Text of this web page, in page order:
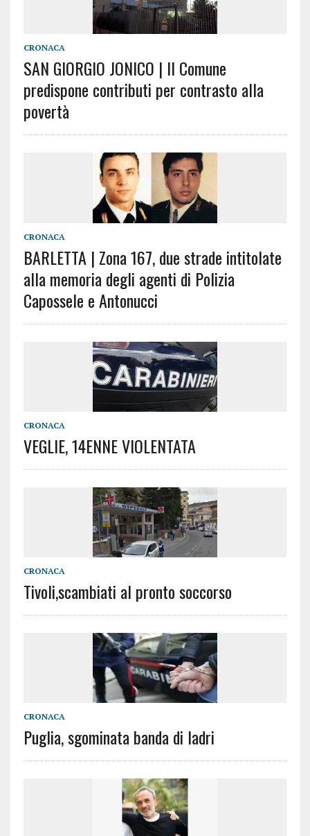
CRONACA
SAN GIORGIO JONICO | Il Comune
predispone contributi per contrasto alla
povertà
CRONACA
BARLETTA | Zona 167, due strade intitolate
alla memoria degli agenti di Polizia
Capossele e Antonucci
CRONACA
VEGLIE, 14ENNE VIOLENTATA
CRONACA
Tivoli,scambiati al pronto soccorso
CRONACA
Puglia, sgominata banda di ladri